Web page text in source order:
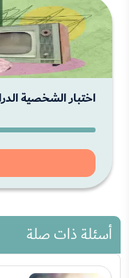
اختبار الشخصية
أسئلة ذات صلة